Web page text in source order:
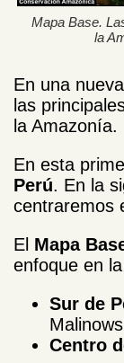
Mapa Base.
la
En una
las
la Amazonía.
En esta
Perú. En la
centraremos
El Mapa
enfoque en
Sur de
Centro